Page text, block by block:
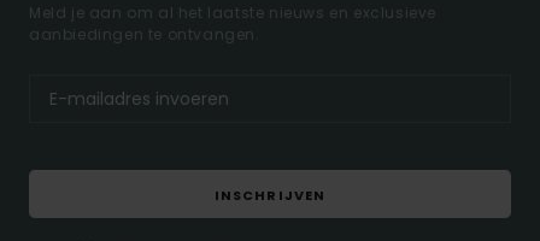
Meld je aan om al het laatste nieuws en exclusieve
aanbiedingen te ontvangen.
INSCHRIJVEN